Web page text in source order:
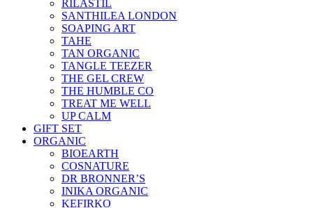
RILASTIL
SANTHILEA LONDON
SOAPING ART
TAHE
TAN ORGANIC
TANGLE TEEZER
THE GEL CREW
THE HUMBLE CO
TREAT ME WELL
UP CALM
GIFT SET
ORGANIC
BIOEARTH
COSNATURE
DR BRONNER’S
INIKA ORGANIC
KEFIRKO